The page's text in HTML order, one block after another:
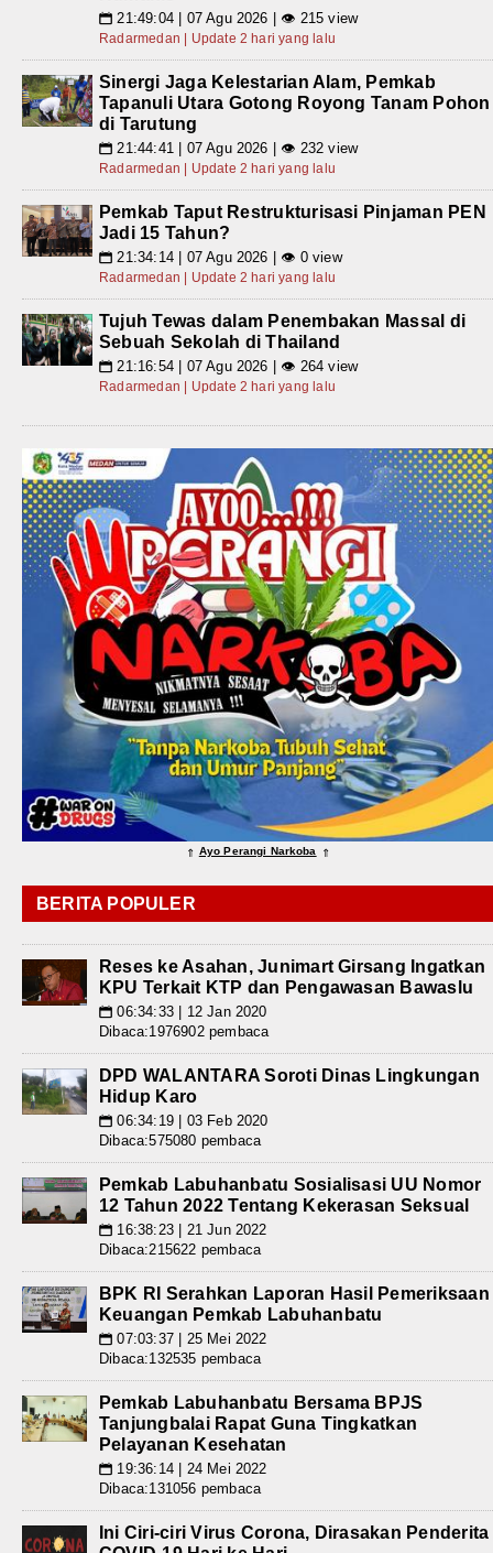
📅 21:49:04 | 07 Agu 2026 | 👁 215 view
Radarmedan | Update 2 hari yang lalu
Sinergi Jaga Kelestarian Alam, Pemkab
Tapanuli Utara Gotong Royong Tanam Pohon
di Tarutung
📅 21:44:41 | 07 Agu 2026 | 👁 232 view
Radarmedan | Update 2 hari yang lalu
Pemkab Taput Restrukturisasi Pinjaman PEN
Jadi 15 Tahun?
📅 21:34:14 | 07 Agu 2026 | 👁 0 view
Radarmedan | Update 2 hari yang lalu
Tujuh Tewas dalam Penembakan Massal di
Sebuah Sekolah di Thailand
📅 21:16:54 | 07 Agu 2026 | 👁 264 view
Radarmedan | Update 2 hari yang lalu
⇑ Ayo Perangi Narkoba ⇑
BERITA POPULER
Reses ke Asahan, Junimart Girsang Ingatkan
KPU Terkait KTP dan Pengawasan Bawaslu
📅 06:34:33 | 12 Jan 2020
Dibaca:1976902 pembaca
DPD WALANTARA Soroti Dinas Lingkungan
Hidup Karo
📅 06:34:19 | 03 Feb 2020
Dibaca:575080 pembaca
Pemkab Labuhanbatu Sosialisasi UU Nomor
12 Tahun 2022 Tentang Kekerasan Seksual
📅 16:38:23 | 21 Jun 2022
Dibaca:215622 pembaca
BPK RI Serahkan Laporan Hasil Pemeriksaan
Keuangan Pemkab Labuhanbatu
📅 07:03:37 | 25 Mei 2022
Dibaca:132535 pembaca
Pemkab Labuhanbatu Bersama BPJS
Tanjungbalai Rapat Guna Tingkatkan
Pelayanan Kesehatan
📅 19:36:14 | 24 Mei 2022
Dibaca:131056 pembaca
Ini Ciri-ciri Virus Corona, Dirasakan Penderita